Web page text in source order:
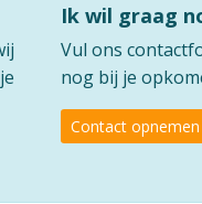
Ik wil graag
Vul ons
nog bij je
Contact opnemen